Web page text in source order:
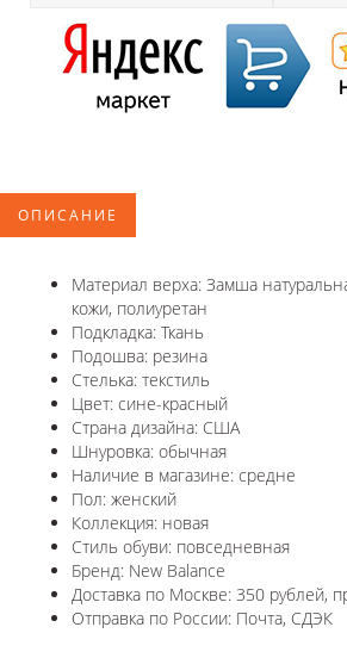
ОПИСАНИЕ
Материал верха: Замша
кожи, полиуретан
Подкладка: Ткань
Подошва: резина
Стелька: текстиль
Цвет: сине-красный
Страна дизайна: США
Шнуровка: обычная
Наличие в магазине: средне
Пол: женский
Коллекция: новая
Стиль обуви: повседневная
Бренд: New Balance
Доставка по Москве: 350 рублей,
Отправка по России: Почта, СДЭК